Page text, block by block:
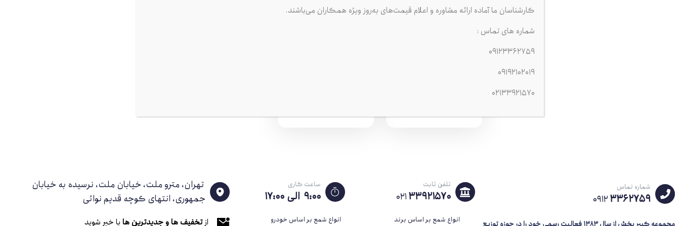
پنج) مدل IKH20-
جعبه کاهی- موهاوی
شماره تماس
09123362759
تلفن ثابت
02133921570
ساعت کاری
۹:۰۰ الی ۱۷:۰۰
تهران، مترو ملت، خیابان ملت، نرسیده به خیابان
جمهوری، انتهای کوچه قدیم نوائی
انواع شمع بر اساس برند انواع شمع بر اساس خودرو ازتخفیف ها و جدیدترین ها با خبر شوید
کارشناسان ما آماده ارائه مشاوره و اعلام قیمت‌های به‌روز ویژه همکاران می‌باشند.
شماره های تماس :
09123362759
09192102019
02133921570